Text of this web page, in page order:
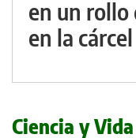
en un rollo
en la cárcel
Ciencia y Vida